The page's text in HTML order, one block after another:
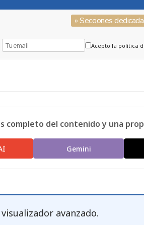
» Secciones
Acepto la política
completo del contenido y una
Gemini
avanzado.